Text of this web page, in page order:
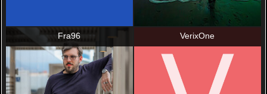
Fra96 VerixOne